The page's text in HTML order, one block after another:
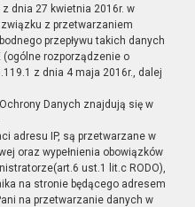
dnia 27 kwietnia 2016r. w
z przetwarzaniem
przepływu takich danych
rozporządzenie o
z dnia 4 maja 2016r., dalej
Danych znajdują się w
adresu IP, są przetwarzane w
oraz wypełnienia obowiązków
ust.1 lit.c RODO),
na stronie będącego adresem
na przetwarzanie danych w